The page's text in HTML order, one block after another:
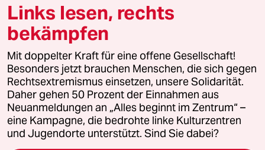
Fragen & Hilfe
Feedback
Aboservice
ePaper Login
Links lesen, rechts
bekämpfen
Mit doppelter Kraft für eine offene Gesellschaft!
Besonders jetzt brauchen Menschen, die sich gegen
Rechtsextremismus einsetzen, unsere Solidarität.
Daher gehen 50 Prozent der Einnahmen aus
Neuanmeldungen an „Alles beginnt im Zentrum“ –
eine Kampagne, die bedrohte linke Kulturzentren
und Jugendorte unterstützt. Sind Sie dabei?